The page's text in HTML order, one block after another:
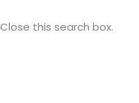
Close this search box.